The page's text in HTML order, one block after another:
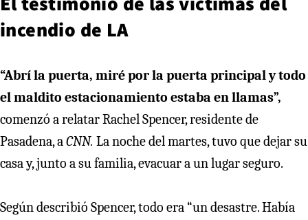
incendio de LA
“Abrí la puerta, miré por la puerta principal y todo
el maldito estacionamiento estaba en llamas”,
comenzó a relatar Rachel Spencer, residente de
Pasadena, a CNN. La noche del martes, tuvo que dejar su
casa y, junto a su familia, evacuar a un lugar seguro.
Según describió Spencer, todo era “un desastre. Había